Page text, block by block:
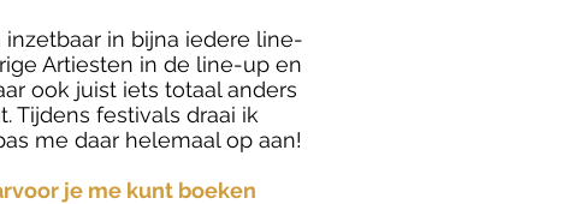
in bijna iedere line-
Artiesten in de line-up en
ook juist iets totaal anders
Tijdens festivals draai ik
me daar helemaal op aan!
je me kunt boeken